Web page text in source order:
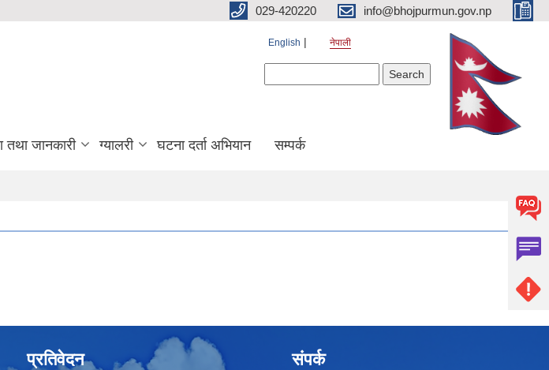
029-420220 info@bhojpurmun.gov.np
English नेपाली
तथा जानकारी ग्यालरी घटना दर्ता अभियान सम्पर्क
प्रतिवेदन संपर्क